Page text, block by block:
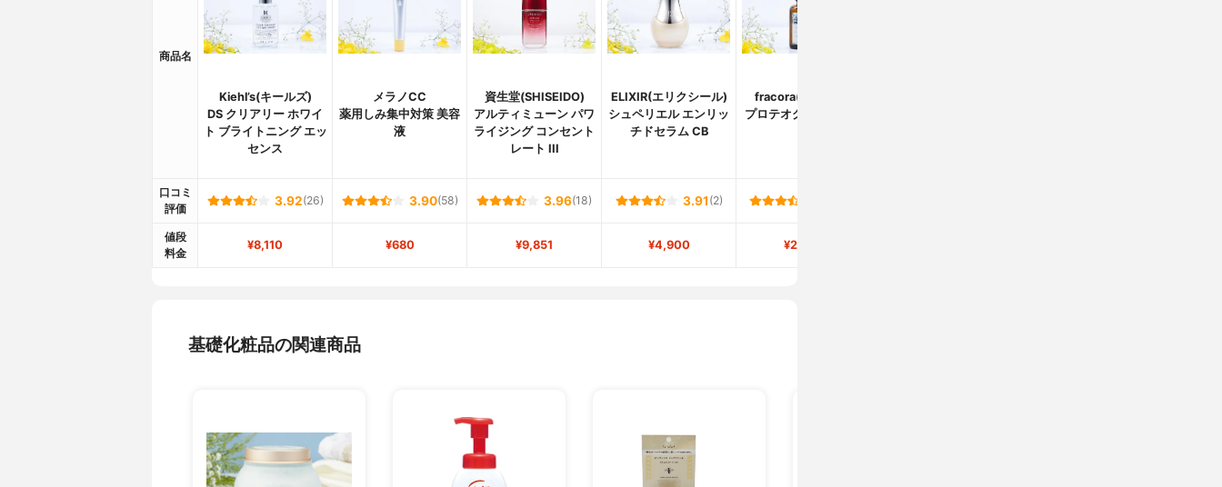
商品名
Kiehl’s(キールズ)
DS クリアリー ホワイ
ト ブライトニング エッ
センス
メラノCC
薬用しみ集中対策 美容
液
資生堂(SHISEIDO)
アルティミューン パワ
ライジング コンセント
レート III
ELIXIR(エリクシール)
シュペリエル エンリッ
チドセラム CB
fracora(フラコラ)
プロテオグリカン原液
口コミ
評価
3.92(26) 3.90(58) 3.96(18) 3.91 (2)
値段
料金
¥8,110 ¥680 ¥9,851 ¥4,900 ¥2,299
基礎化粧品の関連商品